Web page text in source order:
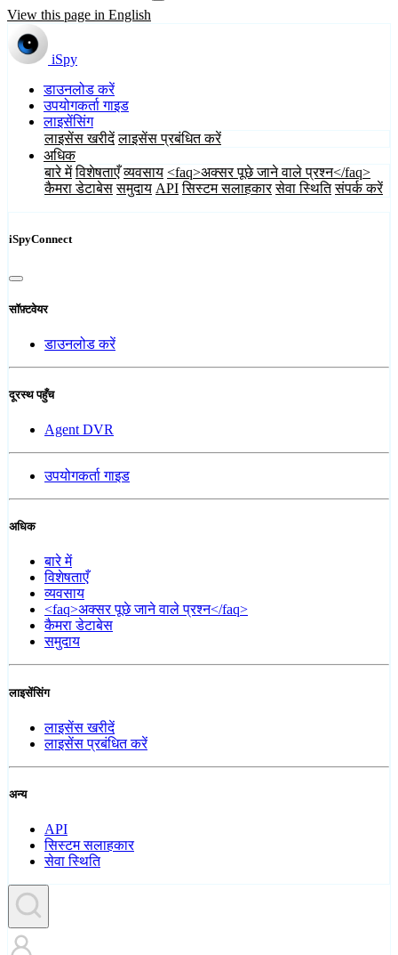
View this page in English
iSpy
डाउनलोड करें
उपयोगकर्ता गाइड
लाइसेंसिंग
लाइसेंस खरीदें लाइसेंस प्रबंधित करें
अधिक
बारे में विशेषताएँ व्यवसाय <faq>अक्सर पूछे जाने वाले प्रश्न</faq>
कैमरा डेटाबेस समुदाय API सिस्टम सलाहकार सेवा स्थिति संपर्क करें
iSpyConnect
सॉफ़्टवेयर
डाउनलोड करें
दूरस्थ पहुँच
Agent DVR
उपयोगकर्ता गाइड
अधिक
बारे में
विशेषताएँ
व्यवसाय
<faq>अक्सर पूछे जाने वाले प्रश्न</faq>
कैमरा डेटाबेस
समुदाय
लाइसेंसिंग
लाइसेंस खरीदें
लाइसेंस प्रबंधित करें
अन्य
API
सिस्टम सलाहकार
सेवा स्थिति